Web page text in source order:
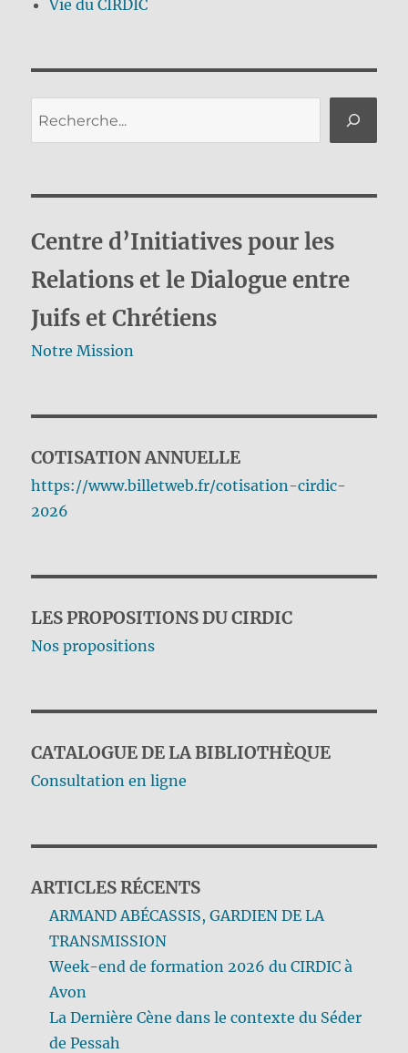
Vie du CIRDIC
Centre d’Initiatives pour les
Relations et le Dialogue entre
Juifs et Chrétiens
Notre Mission
COTISATION ANNUELLE
https://www.billetweb.fr/cotisation-cirdic-
2026
LES PROPOSITIONS DU CIRDIC
Nos propositions
CATALOGUE DE LA BIBLIOTHÈQUE
Consultation en ligne
ARTICLES RÉCENTS
ARMAND ABÉCASSIS, GARDIEN DE LA
TRANSMISSION
Week-end de formation 2026 du CIRDIC à
Avon
La Dernière Cène dans le contexte du Séder
de Pessah